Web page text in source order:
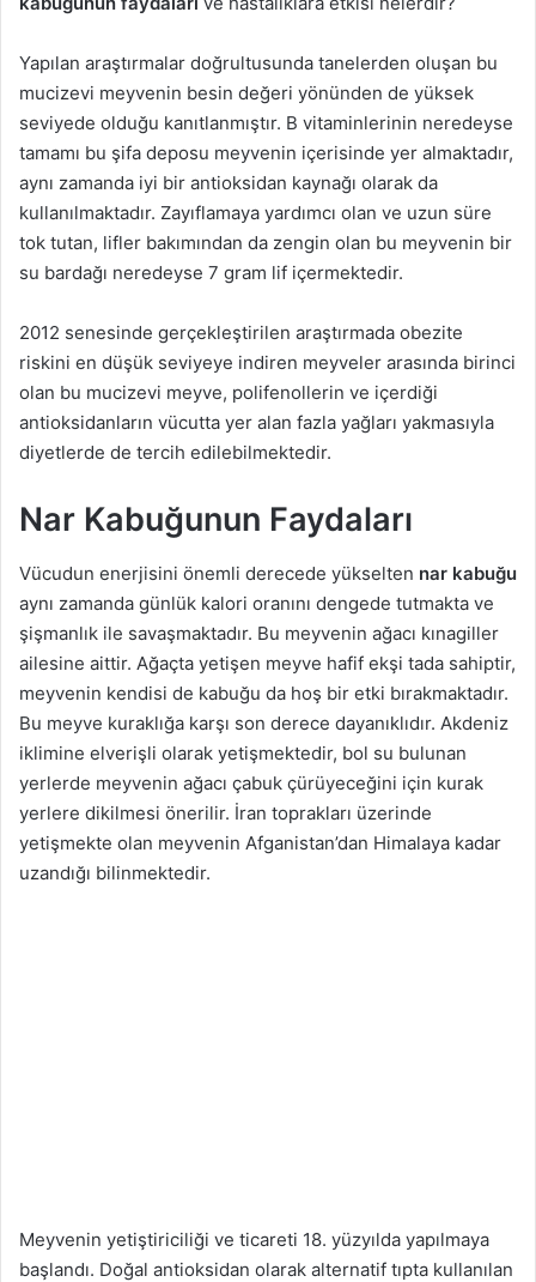
Yapılan araştırmalar doğrultusunda tanelerden oluşan bu
mucizevi meyvenin besin değeri yönünden de yüksek
seviyede olduğu kanıtlanmıştır. B vitaminlerinin neredeyse
tamamı bu şifa deposu meyvenin içerisinde yer almaktadır,
aynı zamanda iyi bir antioksidan kaynağı olarak da
kullanılmaktadır. Zayıflamaya yardımcı olan ve uzun süre
tok tutan, lifler bakımından da zengin olan bu meyvenin bir
su bardağı neredeyse 7 gram lif içermektedir.
2012 senesinde gerçekleştirilen araştırmada obezite
riskini en düşük seviyeye indiren meyveler arasında birinci
olan bu mucizevi meyve, polifenollerin ve içerdiği
antioksidanların vücutta yer alan fazla yağları yakmasıyla
diyetlerde de tercih edilebilmektedir.
Nar Kabuğunun Faydaları
Vücudun enerjisini önemli derecede yükselten nar kabuğu
aynı zamanda günlük kalori oranını dengede tutmakta ve
şişmanlık ile savaşmaktadır. Bu meyvenin ağacı kınagiller
ailesine aittir. Ağaçta yetişen meyve hafif ekşi tada sahiptir,
meyvenin kendisi de kabuğu da hoş bir etki bırakmaktadır.
Bu meyve kuraklığa karşı son derece dayanıklıdır. Akdeniz
iklimine elverişli olarak yetişmektedir, bol su bulunan
yerlerde meyvenin ağacı çabuk çürüyeceğini için kurak
yerlere dikilmesi önerilir. İran toprakları üzerinde
yetişmekte olan meyvenin Afganistan’dan Himalaya kadar
uzandığı bilinmektedir.
Meyvenin yetiştiriciliği ve ticareti 18. yüzyılda yapılmaya
başlandı. Doğal antioksidan olarak alternatif tıpta kullanılan